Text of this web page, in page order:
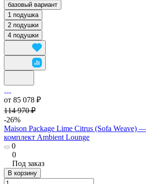
базовый вариант
1 подушка
2 подушки
4 подушки
от 85 078 ₽
114 970 ₽
-26%
Maison Package Lime Citrus (Sofa Weave)
комплект Ambient Lounge
0
0
Под заказ
В корзину